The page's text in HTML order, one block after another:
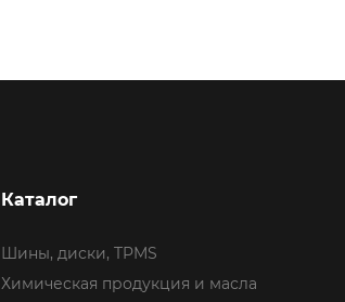
Каталог
Шины, диски, TPMS
Химическая продукция и масла